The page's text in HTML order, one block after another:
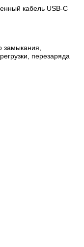
кабель USB-C
замыкания,
перезаряда